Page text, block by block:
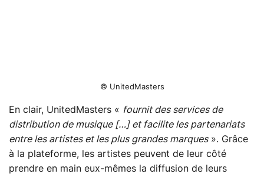
© UnitedMasters
En clair, UnitedMasters « fournit des services de
distribution de musique […] et facilite les partenariats
entre les artistes et les plus grandes marques». Grâce
à la plateforme, les artistes peuvent de leur côté
prendre en main eux-mêmes la diffusion de leurs